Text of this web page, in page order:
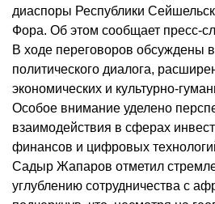
диаспоры Республики
Фора. Об этом сообщает пресс-
В ходе переговоров обсуждены
политического диалога,
экономических и культурно-
Особое внимание уделено
взаимодействия в сферах
финансов и цифровых
Садыр Жапаров отметил
углублению сотрудничества с